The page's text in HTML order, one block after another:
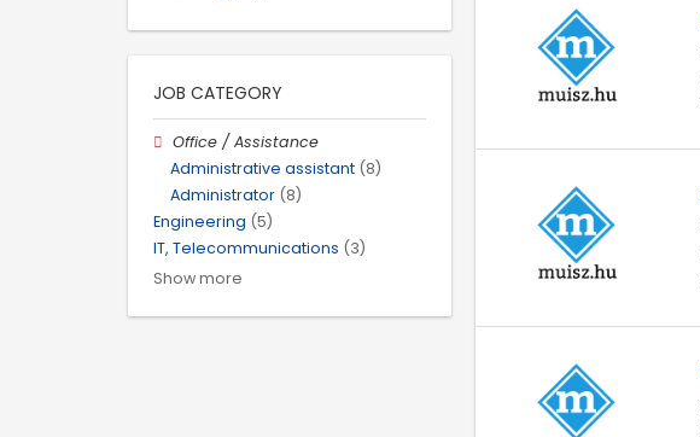
JOB CATEGORY
Office / Assistance
Administrative assistant (8)
Administrator (8)
Engineering (5)
IT, Telecommunications (3)
Show more